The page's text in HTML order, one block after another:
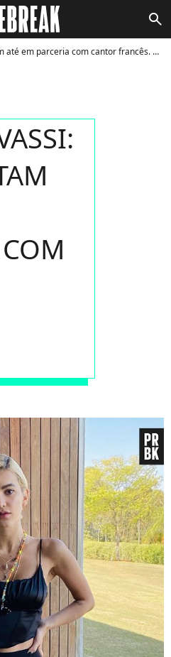
search
parceria com cantor francês. Confira! - Foto